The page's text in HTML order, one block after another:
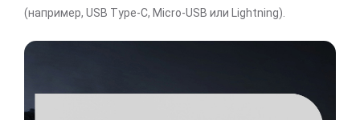
(например, USB Type-C, Micro-USB или Lightning).